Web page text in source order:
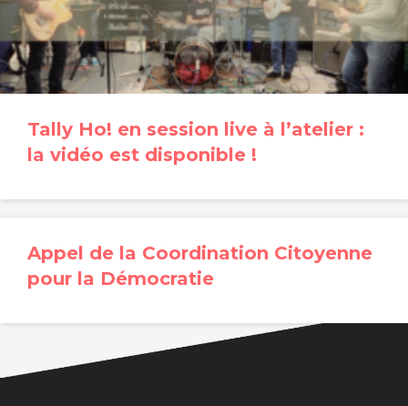
Tally Ho! en session live à l’atelier :
la vidéo est disponible !
Appel de la Coordination Citoyenne
pour la Démocratie